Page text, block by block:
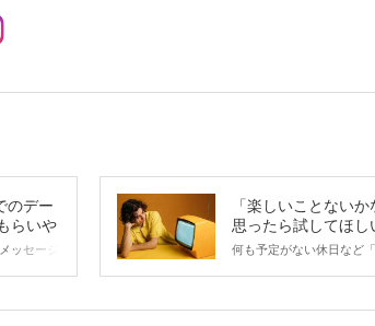
のデー
らいや
は？
ッセージ
「楽しいことないか
思ったら試してほし
こと
何も予定がない休日など「